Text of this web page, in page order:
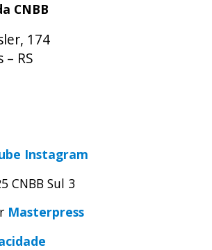
CNBB
174
RS
Instagram
CNBB Sul 3
Masterpress